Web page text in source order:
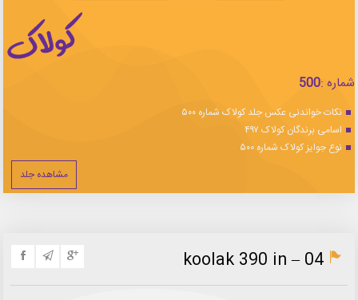
شماره :500
نکات خواندنی عکس جلد کولاک شماره ۵۰۰
اسامی برندگان کولاک ۴۹۷
نوع جوایز کولاک شماره ۵۰۰
مشاهده جلد
koolak 390 in – 04